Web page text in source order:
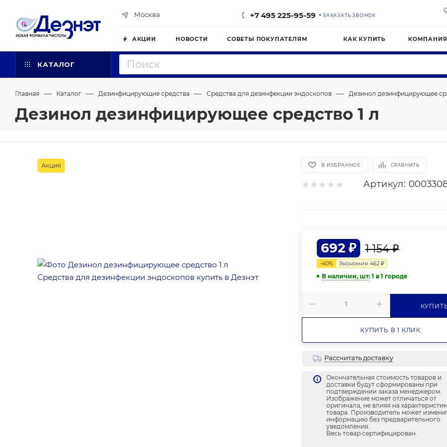
Москва +7 495 225-95-59 ЗАКАЗАТЬ ЗВОНОК
АКЦИИ НОВОСТИ СОВЕТЫ ПОКУПАТЕЛЯМ КАК КУПИТЬ КОМПАНИЯ
КАТАЛОГ
Главная — Каталог — Дезинфицирующие средства — Средства для дезинфекции эндоскопов — Дезинол дезинфицирующее
Дезинол дезинфицирующее средство 1 л
Акция В ИЗБРАННОЕ СРАВНИТЬ
Артикул:
692 ₽ 1 154₽
-40% Экономия 462 ₽
В наличии, шт: 1в 1 городе
КУПИТЬ В 1 КЛИК
Рассчитать доставку
Окончательная стоимость товаров и
доставки будут сформированы при
подтверждении заказа менеджером.
Изображение может отличаться от
оригинала, не влияя на
товара. Производитель может
информацию без предварительного
уведомления.
Весь товар сертифицирован.